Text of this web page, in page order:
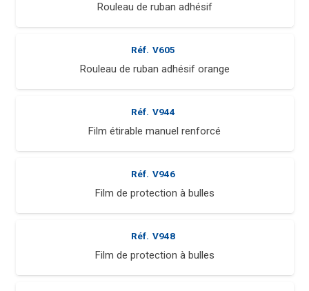
Rouleau de ruban adhésif
Réf. V605
Rouleau de ruban adhésif orange
Réf. V944
Film étirable manuel renforcé
Réf. V946
Film de protection à bulles
Réf. V948
Film de protection à bulles